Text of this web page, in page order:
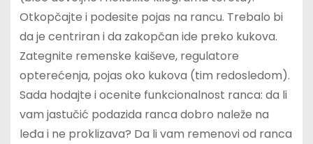
Otkopčajte i podesite pojas na rancu. Trebalo bi
da je centriran i da zakopčan ide preko kukova.
Zategnite remenske kaiševe, regulatore
opterećenja, pojas oko kukova (tim redosledom).
Sada hodajte i ocenite funkcionalnost ranca: da li
vam jastučić podazida ranca dobro naleže na
leđa i ne proklizava? Da li vam remenovi od ranca